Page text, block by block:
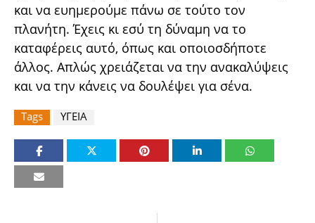
και να ευημερούμε πάνω σε τούτο τον
πλανήτη. Έχεις κι εσύ τη δύναμη να το
καταφέρεις αυτό, όπως και οποιοσδήποτε
άλλος. Απλώς χρειάζεται να την ανακαλύψεις
και να την κάνεις να δουλέψει για σένα.
Tags ΥΓΕΙΑ